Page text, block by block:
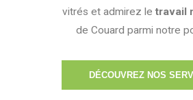
vitrés et admirez le travail
de Couard parmi notre
DÉCOUVREZ NOS